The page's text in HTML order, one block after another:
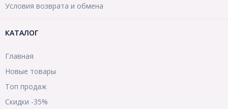
Условия возврата и обмена
КАТАЛОГ
Главная
Новые товары
Топ продаж
Скидки -35%